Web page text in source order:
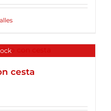
cesta